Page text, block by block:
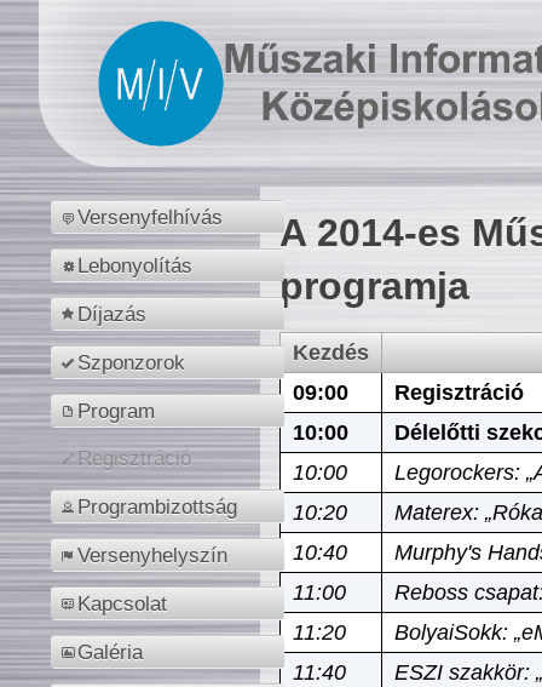
Versenyfelhívás
Lebonyolítás
Díjazás
Szponzorok
Program
Regisztráció
Programbizottság
Versenyhelyszín
Kapcsolat
Galéria
A 2014-es
programja
Kezdés
09:00
Regisztráció
10:00
Délelőtti
10:00
Legorockers:
10:20
Materex:
10:40
Murphy's
11:00
Reboss
11:20
BolyaiSokk:
11:40
ESZI szakkör: